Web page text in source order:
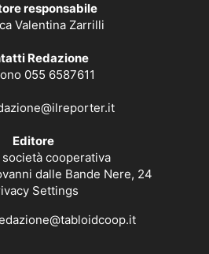
responsabile
Valentina Zarrilli
Redazione
055 6587611
Editore
società cooperativa
dalle Bande Nere, 24
Settings